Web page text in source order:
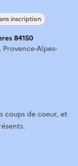
inscription
84150
Alpes-
coups de coeur, et